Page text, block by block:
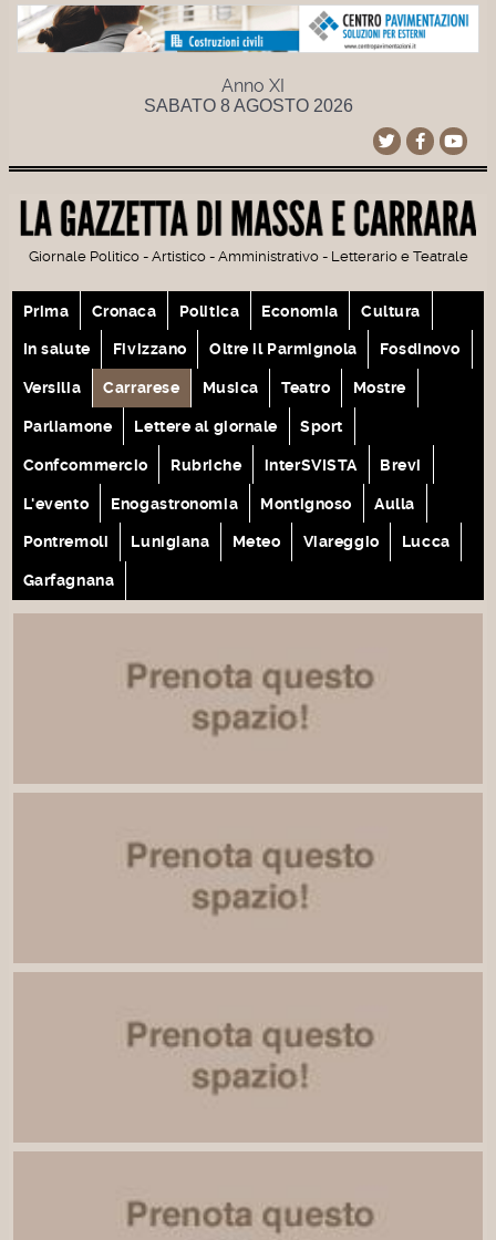
Anno XI
SABATO 8 AGOSTO 2026
Giornale Politico - Artistico - Amministrativo - Letterario e Teatrale
Prima Cronaca Politica Economia Cultura
In salute Fivizzano Oltre il Parmignola Fosdinovo
Versilia Carrarese Musica Teatro Mostre
Parliamone Lettere al giornale Sport
Confcommercio Rubriche interSVISTA Brevi
L'evento Enogastronomia Montignoso Aulla
Pontremoli Lunigiana Meteo Viareggio Lucca
Garfagnana